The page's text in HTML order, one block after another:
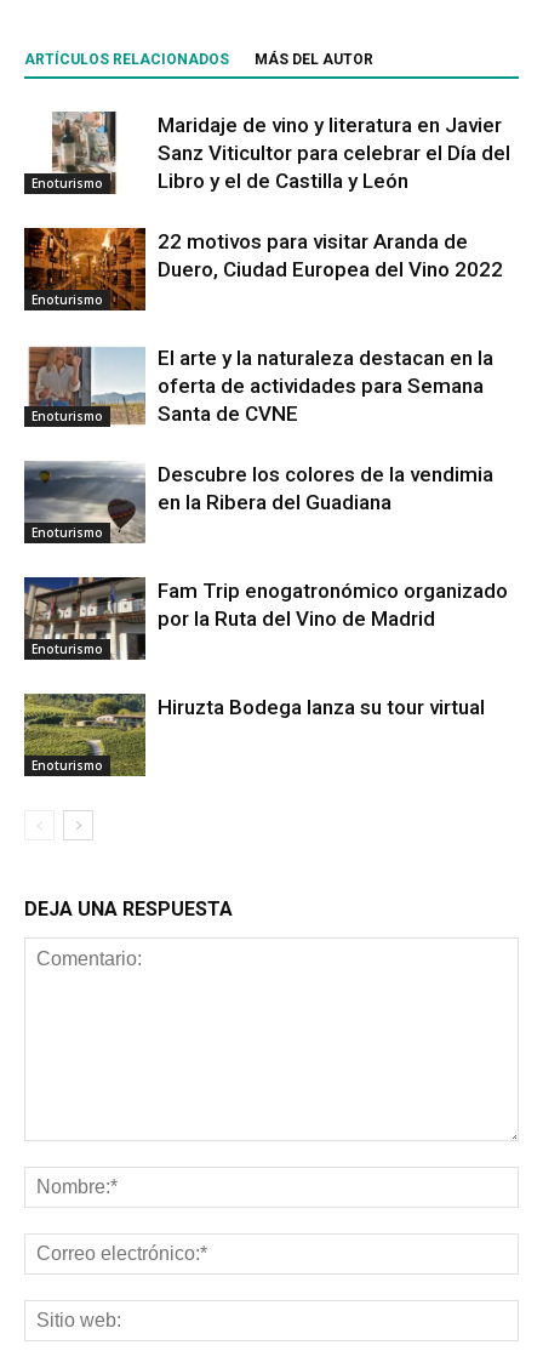
ARTÍCULOS RELACIONADOS MÁS DEL AUTOR
Enoturismo
Maridaje de vino y literatura en Javier
Sanz Viticultor para celebrar el Día del
Libro y el de Castilla y León
Enoturismo
22 motivos para visitar Aranda de
Duero, Ciudad Europea del Vino 2022
Enoturismo
El arte y la naturaleza destacan en la
oferta de actividades para Semana
Santa de CVNE
Enoturismo
Descubre los colores de la vendimia
en la Ribera del Guadiana
Enoturismo
Fam Trip enogatronómico organizado
por la Ruta del Vino de Madrid
Enoturismo
Hiruzta Bodega lanza su tour virtual
DEJA UNA RESPUESTA